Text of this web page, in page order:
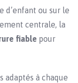
d’enfant ou sur le
centrale, la
fiablepour
adaptés à chaque